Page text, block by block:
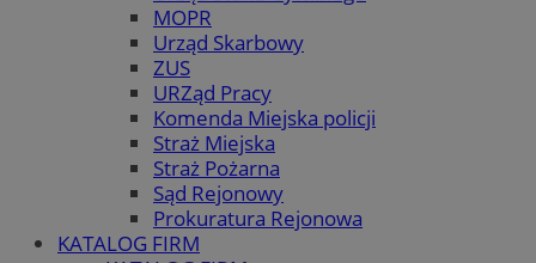
MOPR
Urząd Skarbowy
ZUS
URZąd Pracy
Komenda Miejska policji
Straż Miejska
Straż Pożarna
Sąd Rejonowy
Prokuratura Rejonowa
KATALOG FIRM